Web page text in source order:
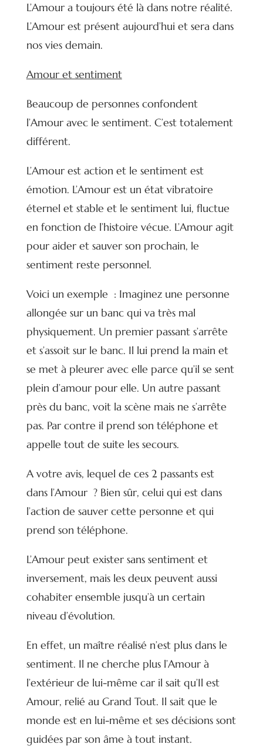
L’Amour a toujours été là dans notre réalité.
L’Amour est présent aujourd’hui et sera dans
nos vies demain.
Amour et sentiment
Beaucoup de personnes confondent
l’Amour avec le sentiment. C’est totalement
différent.
L’Amour est action et le sentiment est
émotion. L’Amour est un état vibratoire
éternel et stable et le sentiment lui, fluctue
en fonction de l’histoire vécue. L’Amour agit
pour aider et sauver son prochain, le
sentiment reste personnel.
Voici un exemple : Imaginez une personne
allongée sur un banc qui va très mal
physiquement. Un premier passant s’arrête
et s’assoit sur le banc. Il lui prend la main et
se met à pleurer avec elle parce qu’il se sent
plein d’amour pour elle. Un autre passant
près du banc, voit la scène mais ne s’arrête
pas. Par contre il prend son téléphone et
appelle tout de suite les secours.
A votre avis, lequel de ces 2 passants est
dans l’Amour ? Bien sûr, celui qui est dans
l’action de sauver cette personne et qui
prend son téléphone.
L’Amour peut exister sans sentiment et
inversement, mais les deux peuvent aussi
cohabiter ensemble jusqu’à un certain
niveau d’évolution.
En effet, un maître réalisé n’est plus dans le
sentiment. Il ne cherche plus l’Amour à
l’extérieur de lui-même car il sait qu’Il est
Amour, relié au Grand Tout. Il sait que le
monde est en lui-même et ses décisions sont
guidées par son âme à tout instant.